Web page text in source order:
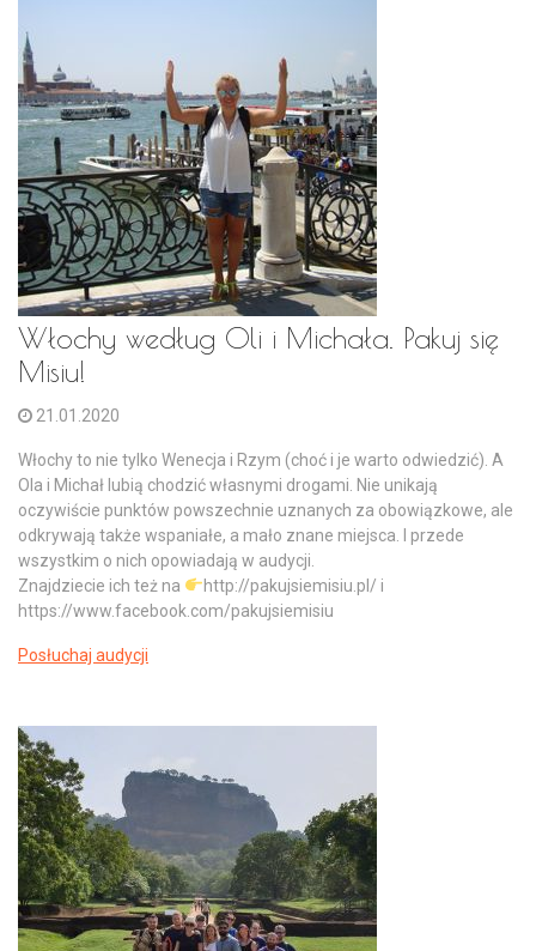
Włochy według Oli i Michała. Pakuj się
Misiu!
21.01.2020
Włochy to nie tylko Wenecja i Rzym (choć i je warto odwiedzić). A
Ola i Michał lubią chodzić własnymi drogami. Nie unikają
oczywiście punktów powszechnie uznanych za obowiązkowe, ale
odkrywają także wspaniałe, a mało znane miejsca. I przede
wszystkim o nich opowiadają w audycji.
Znajdziecie ich też na
http://pakujsiemisiu.pl/ i
https://www.facebook.com/pakujsiemisiu
Posłuchaj audycji